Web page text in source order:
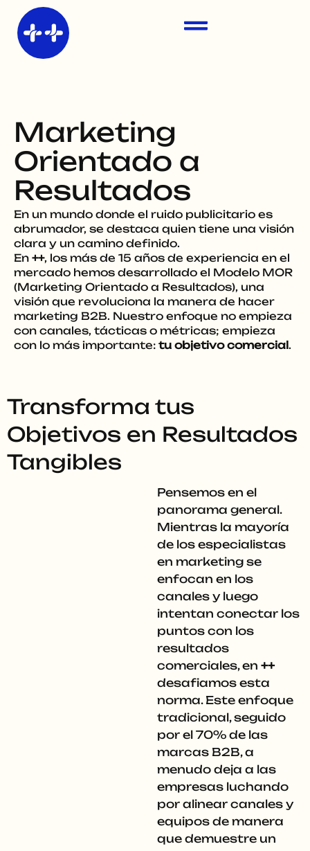
contenido
Marketing
Orientado a
Resultados
En un mundo donde el ruido publicitario es
abrumador, se destaca quien tiene una visión
clara y un camino definido.
En ++, los más de 15 años de experiencia en el
mercado hemos desarrollado el Modelo MOR
(Marketing Orientado a Resultados), una
visión que revoluciona la manera de hacer
marketing B2B. Nuestro enfoque no empieza
con canales, tácticas o métricas; empieza
con lo más importante: tu objetivo comercial.
Transforma tus
Objetivos en Resultados
Tangibles
Pensemos en el
panorama general.
Mientras la mayoría
de los especialistas
en marketing se
enfocan en los
canales y luego
intentan conectar los
puntos con los
resultados
comerciales, en ++
desafiamos esta
norma. Este enfoque
tradicional, seguido
por el 70% de las
marcas B2B, a
menudo deja a las
empresas luchando
por alinear canales y
equipos de manera
que demuestre un